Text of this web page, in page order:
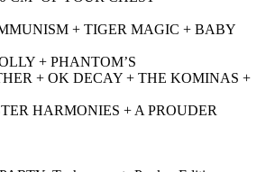
+ TIGER MAGIC + BABY
+ PHANTOM’S
+ OK DECAY + THE KOMINAS +
HARMONIES + A PROUDER